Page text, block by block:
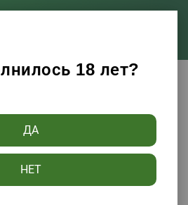
18 лет?
ДА
НЕТ по: